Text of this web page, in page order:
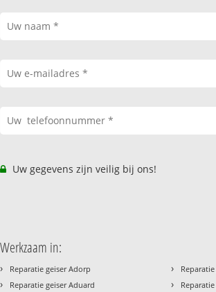
Uw gegevens zijn veilig bij ons!
Werkzaam in:
› Reparatie geiser Adorp
› Reparatie geiser Aduard
›
›